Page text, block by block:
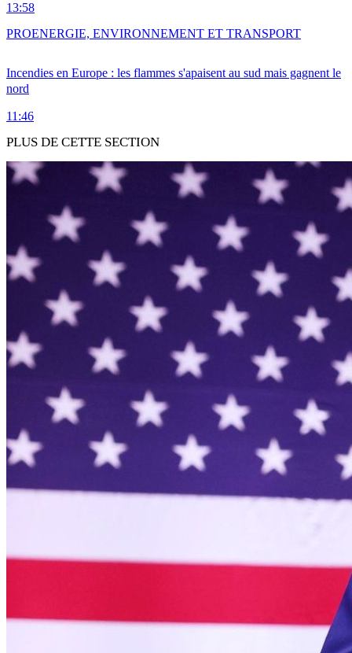
13:58
Incendies en Europe : les flammes s'apaisent au sud mais gagnent le
nord
11:46
PROENERGIE, ENVIRONNEMENT ET TRANSPORT
PLUS DE CETTE SECTION